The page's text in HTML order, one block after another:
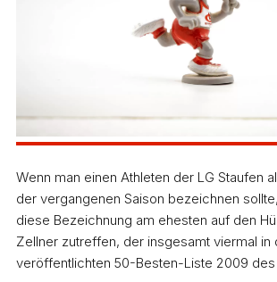
Wenn man einen Athleten der LG Staufen
der vergangenen Saison bezeichnen
diese Bezeichnung am ehesten auf den
Zellner zutreffen, der insgesamt viermal in
veröffentlichten 50-Besten-Liste 2009 des